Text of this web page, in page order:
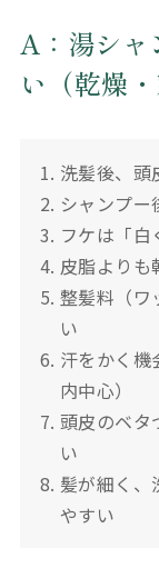
A：湯シャ
い（乾燥
洗髪後、頭
シャンプ
フケは「
皮脂よりも
整髪料（ワ
い
汗をかく機
内中心）
頭皮のベタ
い
髪が細く、
やすい